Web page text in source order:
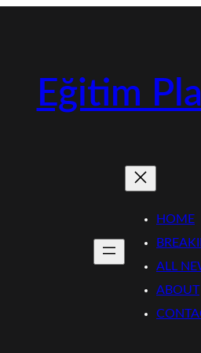
Eğitim
HOME
ALL
ABOUT